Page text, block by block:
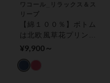
ワコール_リラックス＆ス
リープ
【綿１００％】ボトム
は北欧風草花プリント
／グランダー パジャ
¥9,900～